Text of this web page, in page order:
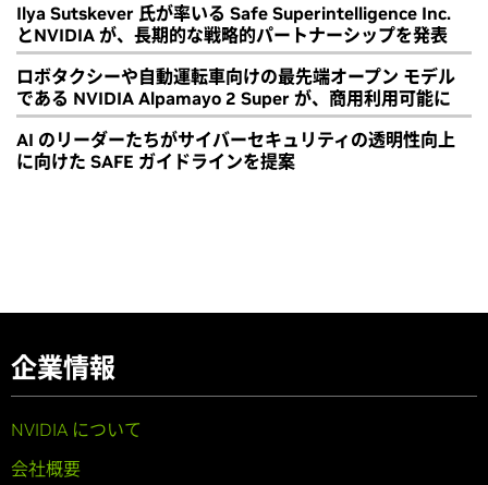
Ilya Sutskever 氏が率いる Safe Superintelligence Inc.
とNVIDIA が、長期的な戦略的パートナーシップを発表
ロボタクシーや自動運転車向けの最先端オープン モデル
である NVIDIA Alpamayo 2 Super が、商用利用可能に
AI のリーダーたちがサイバーセキュリティの透明性向上
に向けた SAFE ガイドラインを提案
企業情報
NVIDIA について
会社概要